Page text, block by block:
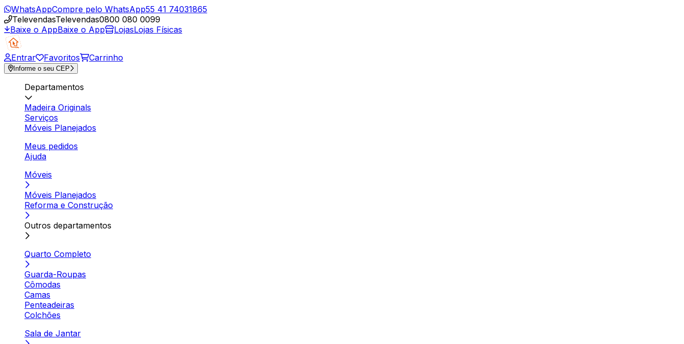
WhatsAppCompre pelo WhatsApp55 41 74031865
TelevendasTelevendas0800 080 0099
Baixe o AppBaixe o App LojasLojas Físicas
Entrar Favoritos Carrinho
Informe o seu CEP
Departamentos
Madeira Originals
Serviços
Móveis Planejados
Meus pedidos
Ajuda
Móveis
Móveis Planejados
Reforma e Construção
Outros departamentos
Quarto Completo
Guarda-Roupas
Cômodas
Camas
Penteadeiras
Colchões
Sala de Jantar